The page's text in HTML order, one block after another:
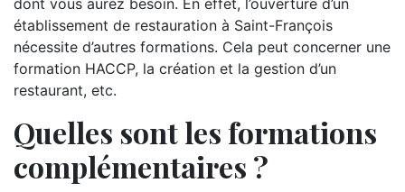
dont vous aurez besoin. En effet, l’ouverture d’un
établissement de restauration à Saint-François
nécessite d’autres formations. Cela peut concerner une
formation HACCP, la création et la gestion d’un
restaurant, etc.
Quelles sont les formations
complémentaires ?